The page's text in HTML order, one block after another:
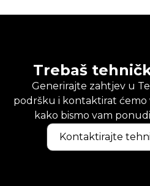
Trebaš
Generirajte zahtjev u
podršku i kontaktirat ćemo
kako bismo vam
Kontaktirajte